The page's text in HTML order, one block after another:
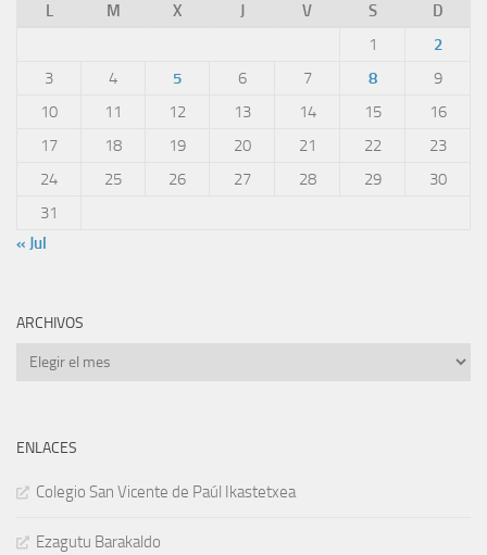
L
M X J V S
D
1
2
3
4 5 6 7 8
9
10
11 12 13 14 15
16
17
18 19 20 21 22
23
24
25 26 27 28 29
30
31
« Jul
ARCHIVOS
Archivos
ENLACES
Colegio San Vicente de Paúl Ikastetxea
Ezagutu Barakaldo